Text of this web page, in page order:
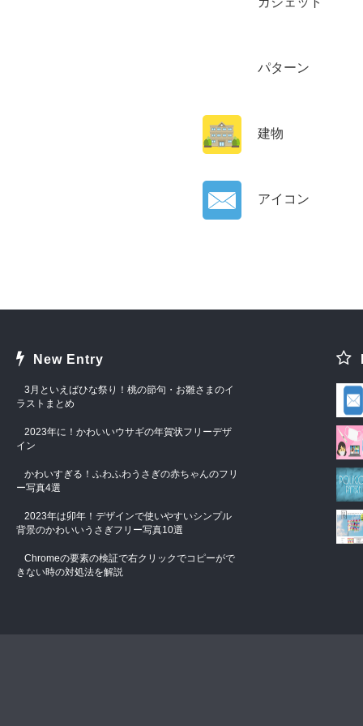
パターン
建物
アイコン
New Entry
3月といえばひな祭り！桃の節句・お雛さまのイ
ラストまとめ
2023年に！かわいいウサギの年賀状フリーデザ
イン
かわいすぎる！ふわふわうさぎの赤ちゃんのフリ
ー写真4選
2023年は卯年！デザインで使いやすいシンプル
背景のかわいいうさぎフリー写真10選
Chromeの要素の検証で右クリックでコピーがで
きない時の対処法を解説